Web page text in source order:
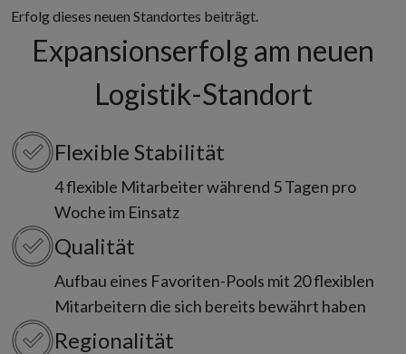
Erfolg dieses neuen Standortes beiträgt.
Expansionserfolg am neuen
Logistik-Standort
Flexible Stabilität
4 flexible Mitarbeiter während 5 Tagen pro
Woche im Einsatz
Qualität
Aufbau eines Favoriten-Pools mit 20 flexiblen
Mitarbeitern die sich bereits bewährt haben
Regionalität